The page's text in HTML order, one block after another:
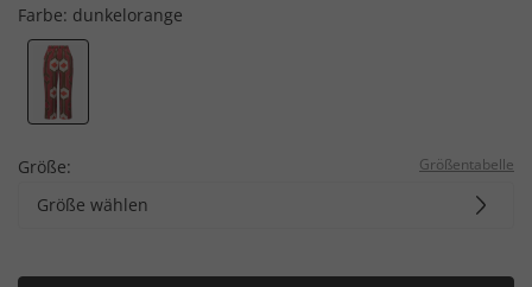
Farbe: dunkelorange
Größe: Größentabelle
Größe wählen